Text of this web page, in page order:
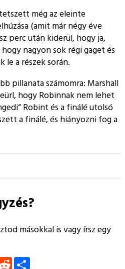
még az eleinte
(amit már négy éve
perc után kiderül, hogy ja,
nagyon sok régi gaget és
le a részek során.
pillanata számomra: Marshall
hogy Robinnak nem lehet
Robint és a finálé utolsó
a finálé, és hiányozni fog a
másokkal is vagy írsz egy
Reddit